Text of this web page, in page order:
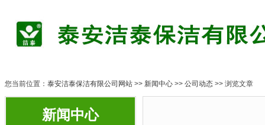
您当前位置： 泰安洁泰保洁有限公司网站>> 新闻中心>> 公司动态>> 浏览文章
新闻中心